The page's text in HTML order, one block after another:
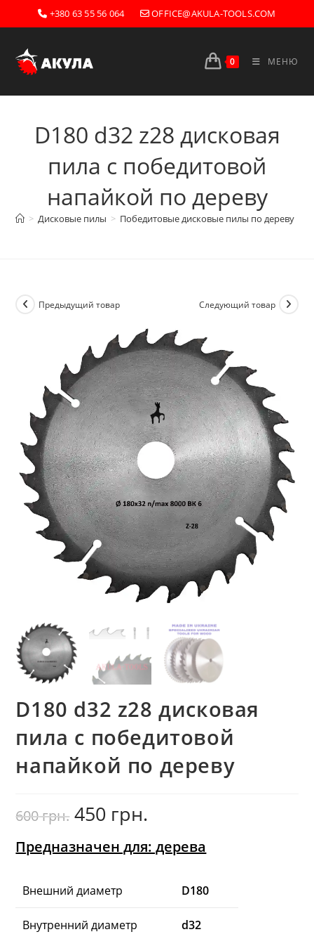
Перейти
к
+380 63 55 56 064 OFFICE@AKULA-TOOLS.COM
0 МЕНЮ
D180 d32 z28 дисковая
пила с победитовой
напайкой по дереву
> Дисковые пилы > Победитовые дисковые пилы по дереву
Предыдущий товар Следующий товар
D180 d32 z28 дисковая
пила с победитовой
напайкой по дереву
600грн. Первоначальная
цена
составляла
450 грн.
Предназначен для: дерева
Внешний диаметр D180
Внутренний диаметр d32